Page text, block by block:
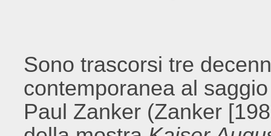
Sono trascorsi tre
contemporanea al
Paul Zanker (Zanker